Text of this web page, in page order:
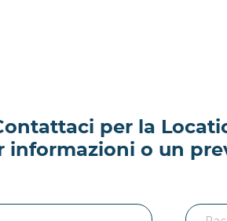
per la
informazioni o un